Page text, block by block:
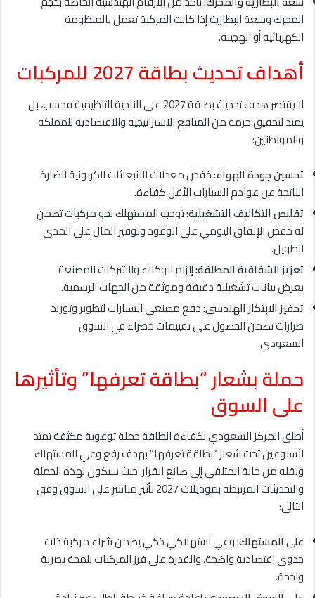
المحرك وسعة البطارية إذا كانت المركبة تعمل بالمنظومة
الكهربائية أو الهجينة.
أهداف تحديث بطاقة 2027 للمركبات
لا يقتصر هدف تحديث بطاقة 2027 على الناحية التنظيمية فحسب، بل
يمتد لتحقيق حزمة من المنافع الاستراتيجية والاقتصادية للمملكة
والمواطنين:
تحسين جودة الهواء:خفض معدلات الانبعاثات الكربونية الضارة
الناتجة عن عوادم السيارات الأقل كفاءة.
تقليص التكاليف التشغيلية:توجيه المستهلك نحو مركبات تضمن
له خفض الإنفاق اليومي على الوقود وتوفير المال على المدى
الطويل.
تعزيز الشفافية المطلقة:إلزام الوكلاء والشركات المصنعة
بعرض بيانات تشغيلية دقيقة وموثقة من الجهات الرسمية.
تحفيز الابتكار الهندسي:دفع مصنعي السيارات لتطوير وتوريد
طرازات تضمن الحصول على تقييمات خضراء في السوق
السعودي.
حملة بشعار “بطاقة تعرفها” وتأثيرها
على السوق
أطلق المركز السعودي لكفاءة الطاقة حملة توعوية مكثفة تمتد
لأسبوعين تحت شعار “بطاقة تعرفها” بهدف رفع وعي المستهلك
ونقله من خانة المتلقي إلى صانع القرار. حيث سيكون لهذه الحملة
والتحديثات المرتبطة بموديلات 2027 تأثير مباشر على السوق وفق
التالي:
على المستهلك:وعي استهلاكي ذكي يضمن شراء مركبة ذات
جدوى اقتصادية واضحة، والقدرة على فرز المركبات بلمحة بصرية
واحدة.